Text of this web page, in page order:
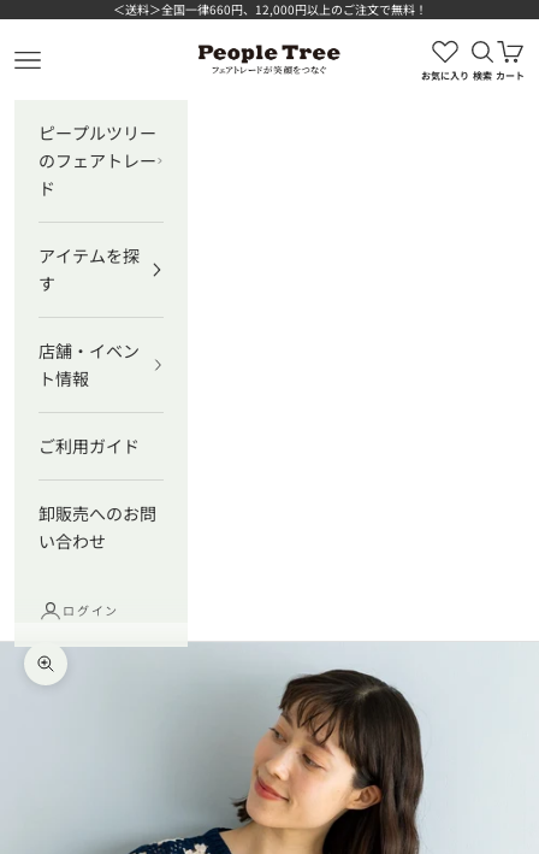
コンテンツへスキップ＜送料＞全国一律660円、12,000円以上のご注文で無料！
ピープルツリー公式オンラインショップ
メニューを開く
お気に入り
検索を
検索
カ
カート
ピープルツリー
のフェアトレー
ド
アイテムを探
す
店舗・イベン
ト情報
ご利用ガイド
卸販売へのお問
い合わせ
ログイン
ズームイン